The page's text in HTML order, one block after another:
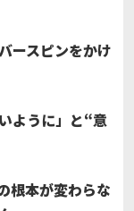
ースピンをかけ
ように」と“意
根本が変わらな